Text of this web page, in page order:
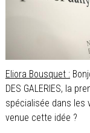
Eliora Bousquet :
DES GALERIES, la
spécialisée dans les
venue cette idée ?